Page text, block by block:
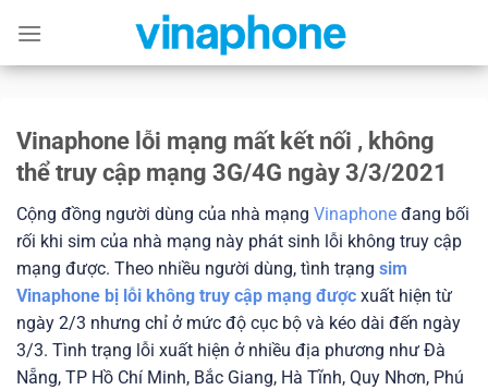
content
Vinaphone lỗi mạng mất kết nối , không
thể truy cập mạng 3G/4G ngày 3/3/2021
Cộng đồng người dùng của nhà mạng Vinaphone đang bối
rối khi sim của nhà mạng này phát sinh lỗi không truy cập
mạng được. Theo nhiều người dùng, tình trạng sim
Vinaphone bị lỗi không truy cập mạng được xuất hiện từ
ngày 2/3 nhưng chỉ ở mức độ cục bộ và kéo dài đến ngày
3/3. Tình trạng lỗi xuất hiện ở nhiều địa phương như Đà
Nẵng, TP Hồ Chí Minh, Bắc Giang, Hà Tĩnh, Quy Nhơn, Phú